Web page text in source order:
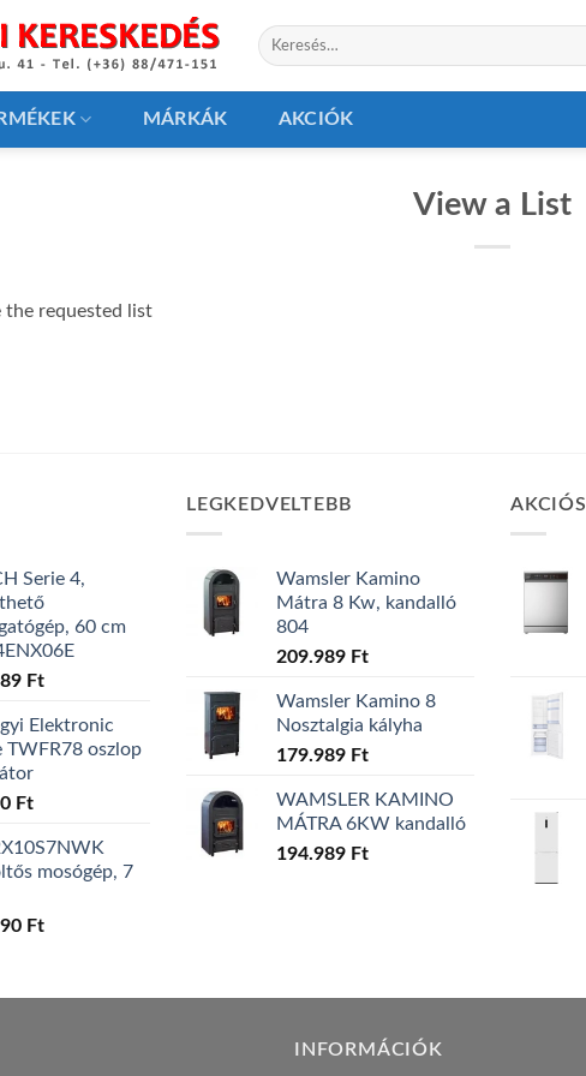
Keresés
a
MÁRKÁK AKCIÓK
View a List
the requested list
Serie 4,
60 cm
Ft
Elektronic
TWFR78 oszlop
Ft
mosógép, 7
Ft
LEGKEDVELTEBB
Wamsler Kamino
Mátra 8 Kw, kandalló
804
209.989 Ft
Wamsler Kamino 8
Nosztalgia kályha
179.989 Ft
WAMSLER KAMINO
MÁTRA 6KW kandalló
194.989 Ft
AKCIÓS
INFORMÁCIÓK